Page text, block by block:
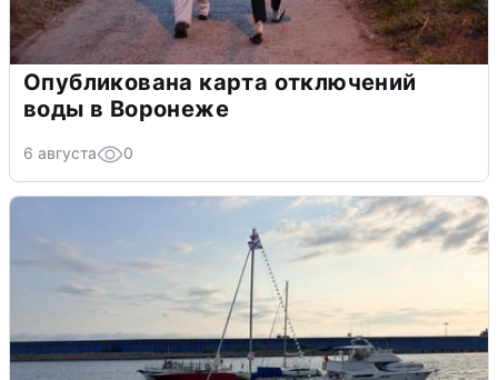
Опубликована карта отключений
воды в Воронеже
6 августа 0